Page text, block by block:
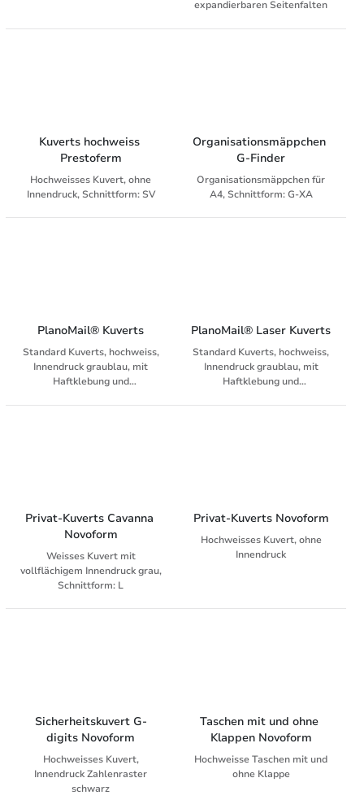
expandierbaren Seitenfalten
Kuverts hochweiss
Prestoferm
Hochweisses Kuvert, ohne
Innendruck, Schnittform: SV
Organisationsmäppchen
G-Finder
Organisationsmäppchen für
A4, Schnittform: G-XA
PlanoMail® Kuverts
Standard Kuverts, hochweiss,
Innendruck graublau, mit
Haftklebung und
PlanoMail® Laser Kuverts
Standard Kuverts, hochweiss,
Innendruck graublau, mit
Haftklebung und
Privat-Kuverts Cavanna
Novoform
Weisses Kuvert mit
vollflächigem Innendruck grau,
Schnittform: L
Privat-Kuverts Novoform
Hochweisses Kuvert, ohne
Innendruck
Sicherheitskuvert G-
digits Novoform
Hochweisses Kuvert,
Innendruck Zahlenraster
schwarz
Taschen mit und ohne
Klappen Novoform
Hochweisse Taschen mit und
ohne Klappe